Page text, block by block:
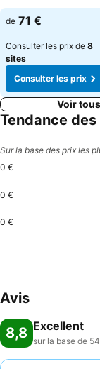
de 71 €
Consulter les prix de 8
sites
Consulter les prix
Voir
Tendance
Sur la base des prix les
0 €
0 €
0 €
Avis
8,8 Excellent
sur la base de